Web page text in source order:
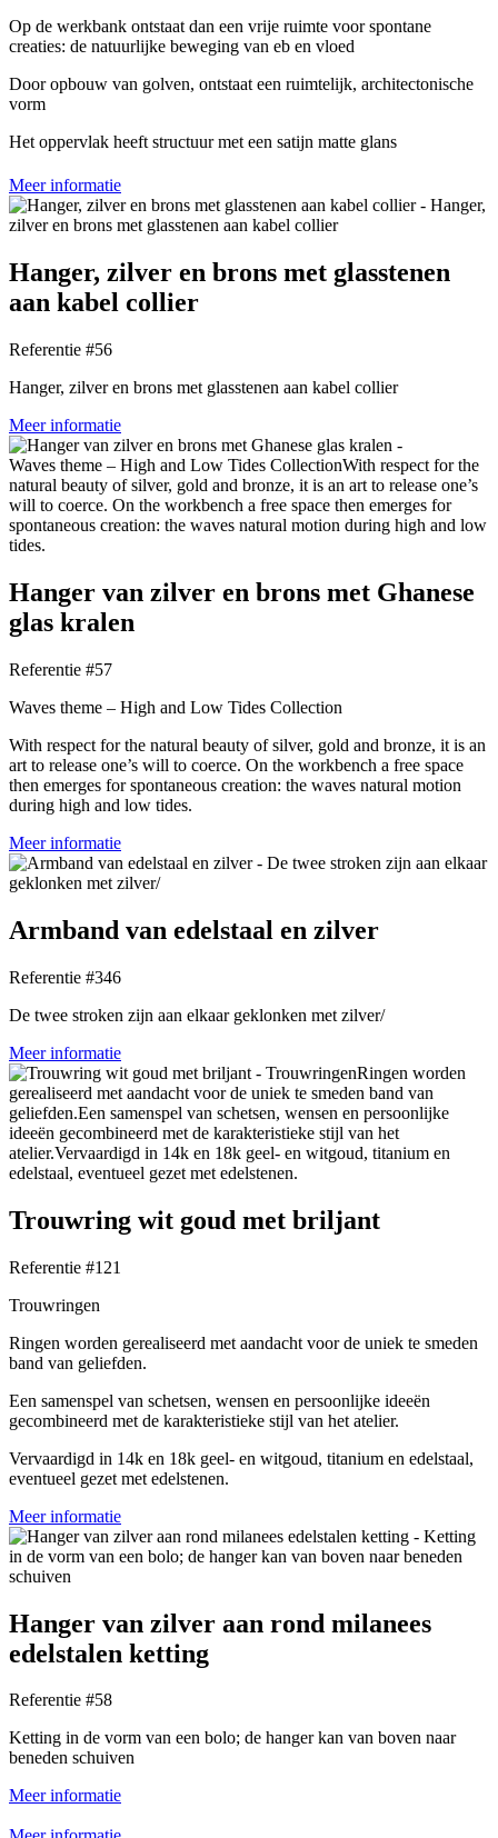
Op de werkbank ontstaat dan een vrije ruimte voor spontane
creaties: de natuurlijke beweging van eb en vloed
Door opbouw van golven, ontstaat een ruimtelijk, architectonische
vorm
Het oppervlak heeft structuur met een satijn matte glans
Meer informatie
Hanger, zilver en brons met glasstenen
aan kabel collier
Referentie #56
Hanger, zilver en brons met glasstenen aan kabel collier
Meer informatie
Hanger van zilver en brons met Ghanese
glas kralen
Referentie #57
Waves theme – High and Low Tides Collection
With respect for the natural beauty of silver, gold and bronze, it is an
art to release one’s will to coerce. On the workbench a free space
then emerges for spontaneous creation: the waves natural motion
during high and low tides.
Meer informatie
Armband van edelstaal en zilver
Referentie #346
De twee stroken zijn aan elkaar geklonken met zilver/
Meer informatie
Trouwring wit goud met briljant
Referentie #121
Trouwringen
Ringen worden gerealiseerd met aandacht voor de uniek te smeden
band van geliefden.
Een samenspel van schetsen, wensen en persoonlijke ideeën
gecombineerd met de karakteristieke stijl van het atelier.
Vervaardigd in 14k en 18k geel- en witgoud, titanium en edelstaal,
eventueel gezet met edelstenen.
Meer informatie
Hanger van zilver aan rond milanees
edelstalen ketting
Referentie #58
Ketting in de vorm van een bolo; de hanger kan van boven naar
beneden schuiven
Meer informatie